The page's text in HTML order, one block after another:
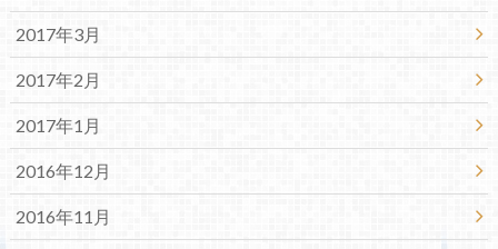
2017年3月
2017年2月
2017年1月
2016年12月
2016年11月